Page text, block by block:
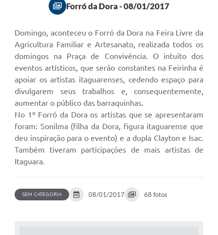
Forró da Dora - 08/01/2017
Domingo, aconteceu o Forró da Dora na Feira Livre da
Agricultura Familiar e Artesanato, realizada todos os
domingos na Praça de Convivência. O intuito dos
eventos artísticos, que serão constantes na Feirinha é
apoiar os artistas itaguarenses, cedendo espaço para
divulgarem seus trabalhos e, consequentemente,
aumentar o público das barraquinhas.
No 1º Forró da Dora os artistas que se apresentaram
foram: Sonilma (filha da Dora, figura itaguarense que
deu inspiração para o evento) e a dupla Clayton e Isac.
Também tiveram participações de mais artistas de
Itaguara.
SEM CATEGORIA 08/01/2017 68 fotos